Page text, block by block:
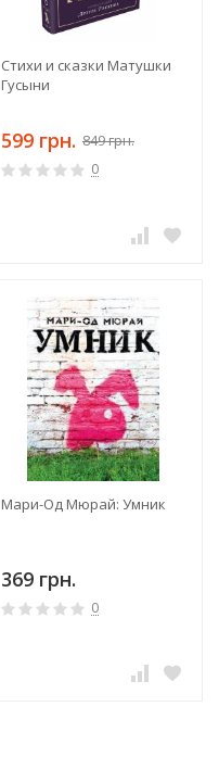
Стихи и сказки Матушки
Гусыни
599 грн. 849 грн.
0
Мари-Од Мюрай: Умник
369 грн.
0